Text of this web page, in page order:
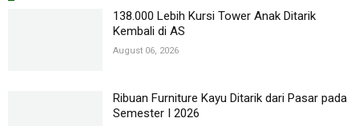
138.000 Lebih Kursi Tower Anak Ditarik
Kembali di AS
August 06, 2026
Ribuan Furniture Kayu Ditarik dari Pasar pada
Semester I 2026